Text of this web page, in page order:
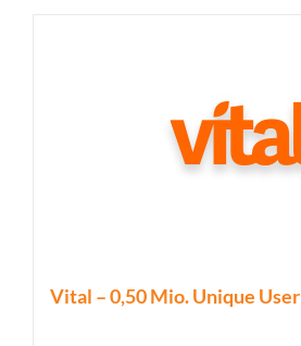
Vital – 0,50 Mio. Unique User